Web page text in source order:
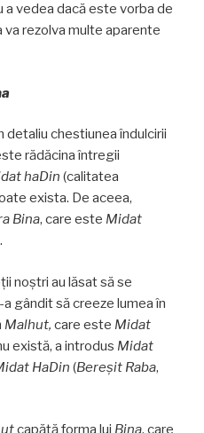
vedea dacă este vorba de
va rezolva multe aparente
detaliu chestiunea îndulcirii
rădăcina întregii
haDin (calitatea
exista. De aceea,
Bina, care este Midat
noştri au lăsat să se
gândit să creeze lumea în
Malhut, care este Midat
există, a introdus Midat
HaDin (Bereşit Raba,
capătă forma lui Bina, care